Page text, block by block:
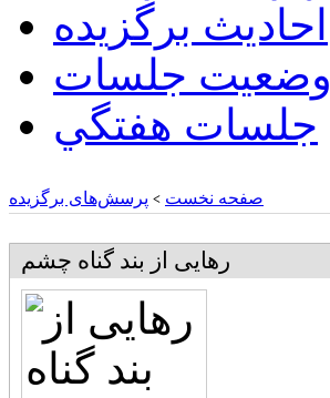
احادیث برگزیده
وضعیت جلسات
جلسات هفتگي
صفحه نخست > پرسش‌های برگزیده
رهایی از بند گناه چشم